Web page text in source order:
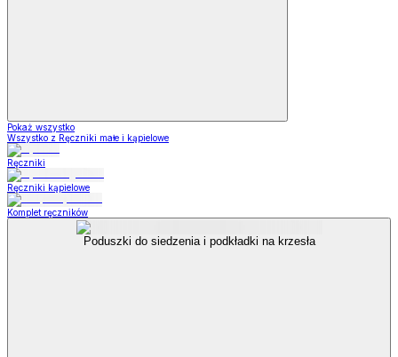
Pokaż wszystko
Wszystko z Ręczniki małe i kąpielowe
Ręczniki
Ręczniki kąpielowe
Komplet ręczników
Poduszki do siedzenia i podkładki na krzesła